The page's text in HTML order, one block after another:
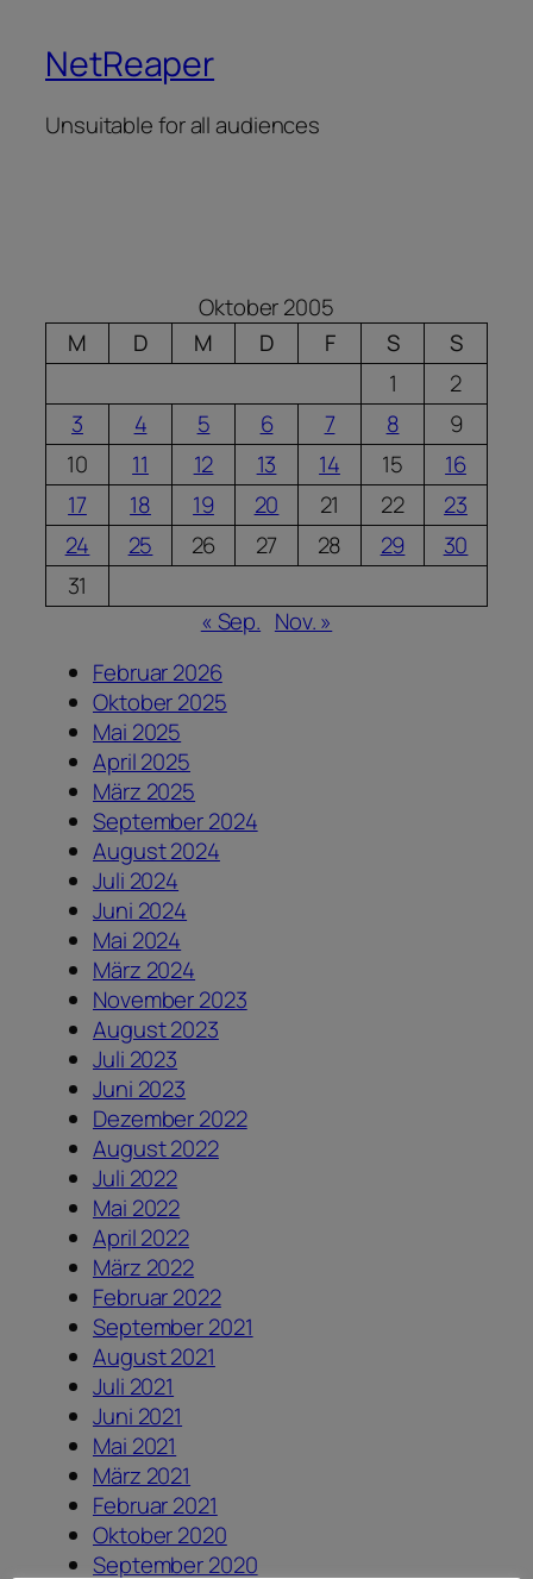
NetReaper
Unsuitable for all audiences
Oktober 2005
M
D M D F S
S
1
2
3
4 5 6 7 8
9
10
11 12 13 14 15
16
17
18 19 20 21 22
23
24
25 26 27 28 29
30
31
« Sep. Nov. »
Februar 2026
Oktober 2025
Mai 2025
April 2025
März 2025
September 2024
August 2024
Juli 2024
Juni 2024
Mai 2024
März 2024
November 2023
August 2023
Juli 2023
Juni 2023
Dezember 2022
August 2022
Juli 2022
Mai 2022
April 2022
März 2022
Februar 2022
September 2021
August 2021
Juli 2021
Juni 2021
Mai 2021
März 2021
Februar 2021
Oktober 2020
September 2020